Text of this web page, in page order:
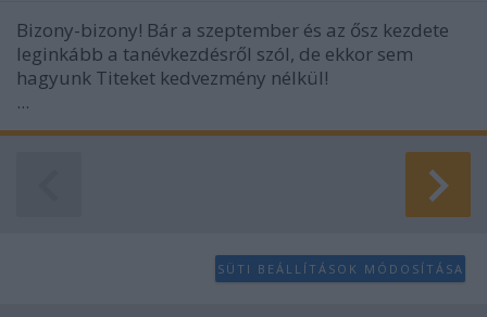
Bizony-bizony! Bár a szeptember és az ősz kezdete
leginkább a tanévkezdésről szól, de ekkor sem
hagyunk Titeket kedvezmény nélkül!
...
SÜTI BEÁLLÍTÁSOK MÓDOSÍTÁSA